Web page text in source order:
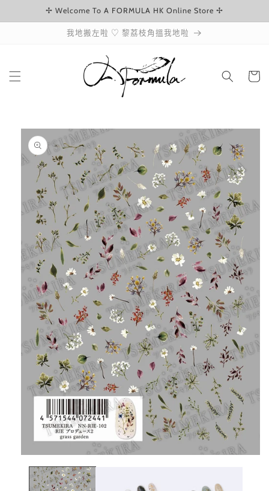
跳至內容✢ Welcome To A FORMULA HK Online Store ✢
我地搬左啦 ♡ 黎荔枝角搵我地啦
物
略過產品
資訊